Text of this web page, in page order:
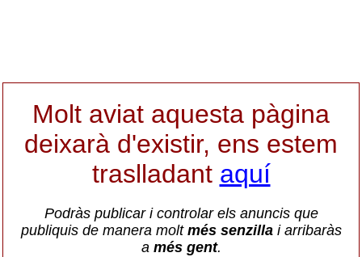
Molt aviat aquesta pàgina
deixarà d'existir, ens estem
traslladant aquí
Podràs publicar i controlar els anuncis que
publiquis de manera molt més senzillai arribaràs
a més gent.